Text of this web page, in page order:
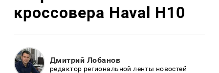
кроссовера Haval H10
Дмитрий Лобанов
редактор региональной ленты новостей